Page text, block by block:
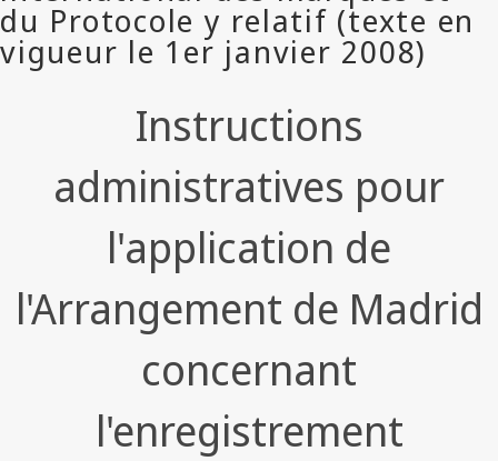
Instructions
administratives pour
l'application de
l'Arrangement de Madrid
concernant
l'enregistrement